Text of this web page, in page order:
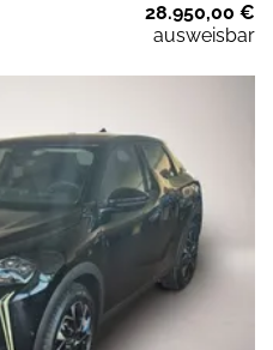
28.950,00 €
ausweisbar